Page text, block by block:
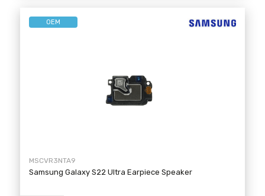
OEM
MSCVR3NTA9
Samsung Galaxy S22 Ultra Earpiece Speaker